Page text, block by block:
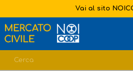
Vai al sito